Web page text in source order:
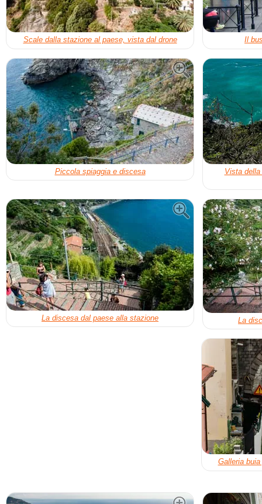
Scale dalla stazione al paese, vista dal drone Il
Piccola spiaggia e discesa Vista
La discesa dal paese alla stazione La
Galleria